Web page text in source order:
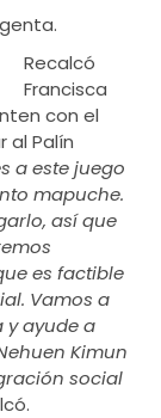
Recalcó
Francisca
con el
al Palín
a este juego
mapuche.
así que
es factible
Vamos a
y ayude a
Kimun
social